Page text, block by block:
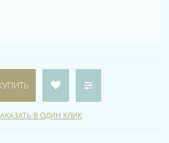
В ОДИН КЛИК